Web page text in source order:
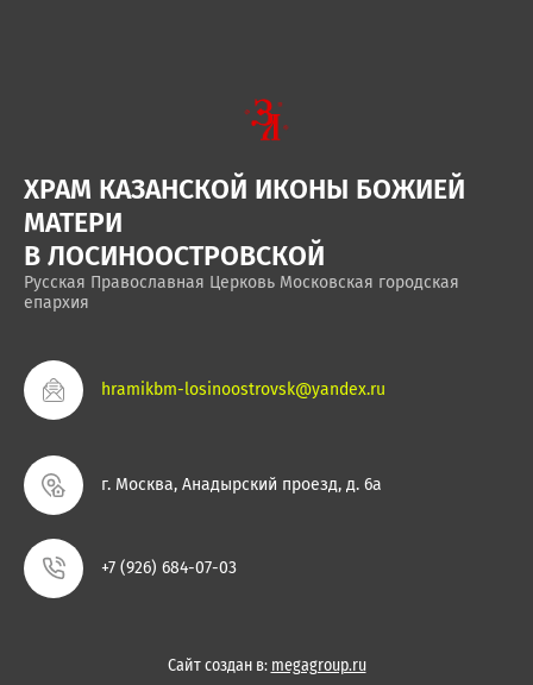
ХРАМ КАЗАНСКОЙ ИКОНЫ БОЖИЕЙ
МАТЕРИ
В ЛОСИНООСТРОВСКОЙ
Русская Православная Церковь Московская городская
епархия
hramikbm-losinoostrovsk@yandex.ru
г. Москва, Анадырский проезд, д. 6а
+7 (926) 684-07-03
Сайт создан в: megagroup.ru